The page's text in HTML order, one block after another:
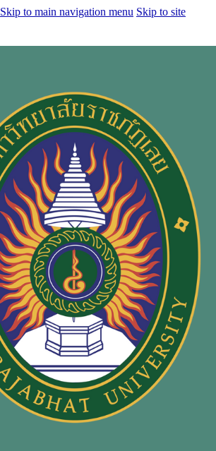
Skip to main navigation menu Skip to site